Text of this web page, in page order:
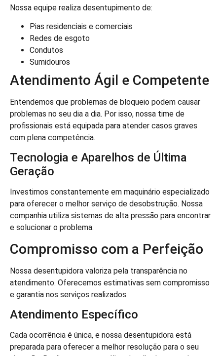
Nossa equipe realiza desentupimento de:
Pias residenciais e comerciais
Redes de esgoto
Condutos
Sumidouros
Atendimento Ágil e Competente
Entendemos que problemas de bloqueio podem causar
problemas no seu dia a dia. Por isso, nossa time de
profissionais está equipada para atender casos graves
com plena competência.
Tecnologia e Aparelhos de Última
Geração
Investimos constantemente em maquinário especializado
para oferecer o melhor serviço de desobstrução. Nossa
companhia utiliza sistemas de alta pressão para encontrar
e solucionar o problema.
Compromisso com a Perfeição
Nossa desentupidora valoriza pela transparência no
atendimento. Oferecemos estimativas sem compromisso
e garantia nos serviços realizados.
Atendimento Específico
Cada ocorrência é única, e nossa desentupidora está
preparada para oferecer a melhor resolução para o seu